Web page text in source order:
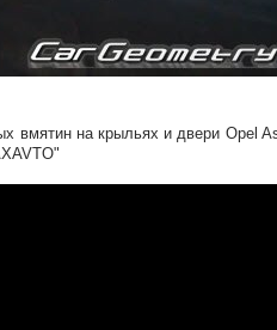
вмятин на крыльях и двери Opel